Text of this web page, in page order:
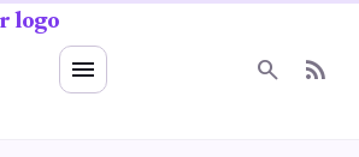
menu search rss_feed